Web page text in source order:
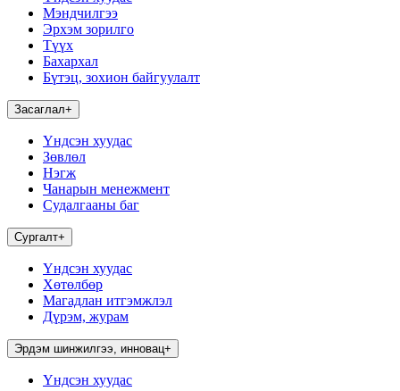
Мэндчилгээ
Эрхэм зорилго
Түүх
Бахархал
Бүтэц, зохион байгуулалт
Засаглал+
Үндсэн хуудас
Зөвлөл
Нэгж
Чанарын менежмент
Судалгааны баг
Сургалт+
Үндсэн хуудас
Хөтөлбөр
Магадлан итгэмжлэл
Дүрэм, журам
Эрдэм шинжилгээ, инновац+
Үндсэн хуудас